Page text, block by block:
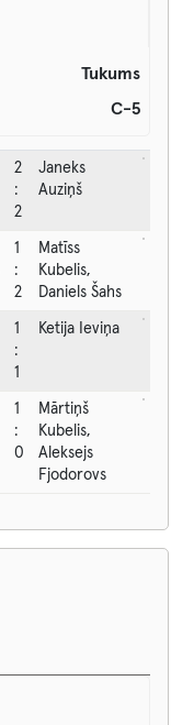
Tukums
C-5
2
:
2
Janeks
Auziņš
1
:
2
Matīss
Kubelis,
Daniels Šahs
1
:
1
Ketija Ieviņa
1
:
0
Mārtiņš
Kubelis,
Aleksejs
Fjodorovs